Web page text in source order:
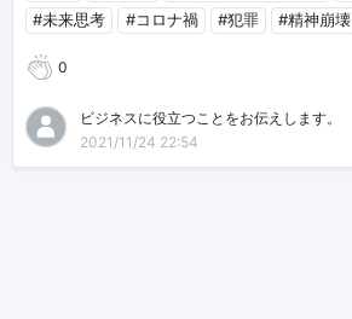
#未来思考
#コロナ禍 #犯罪 #精神崩壊
0
ビジネスに役立つことをお伝えします。
2021/11/24 22:54